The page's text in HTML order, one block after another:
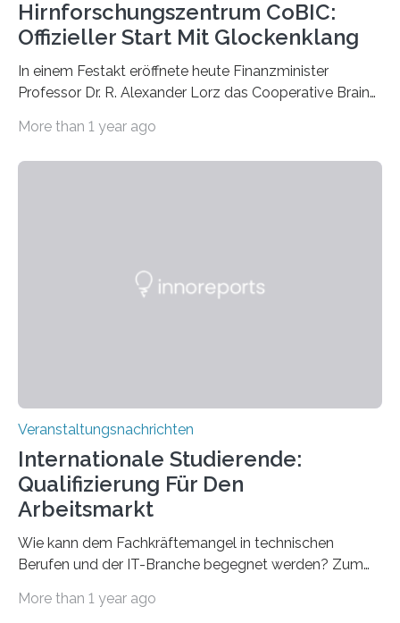
Hirnforschungszentrum CoBIC:
Offizieller Start Mit Glockenklang
In einem Festakt eröffnete heute Finanzminister
Professor Dr. R. Alexander Lorz das Cooperative Brain
der Goethe-Universität Frankfurt. Das CoBIC ist eine
für neurologische und psychiatrische Erkrankungen
More than 1 year ago
Veranstaltungsnachrichten
Internationale Studierende:
Qualifizierung Für Den
Arbeitsmarkt
Wie kann dem Fachkräftemangel in technischen
Berufen und der IT-Branche begegnet werden? Zum
Universität des Saarlandes und der Hochschule für
More than 1 year ago